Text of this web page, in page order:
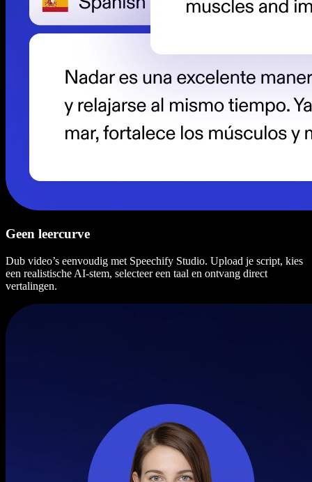
Geen leercurve
Dub video’s eenvoudig met Speechify Studio. Upload je script, kies
een realistische AI-stem, selecteer een taal en ontvang direct
vertalingen.